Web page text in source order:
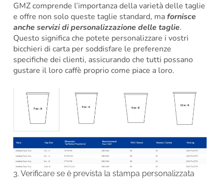
GMZ comprende l’importanza della varietà delle taglie
e offre non solo queste taglie standard, mafornisce
anche servizi di personalizzazione delle taglie.
Questo significa che potete personalizzare i vostri
bicchieri di carta per soddisfare le preferenze
specifiche dei clienti, assicurando che tutti possano
gustare il loro caffè proprio come piace a loro.
3. Verificare se è prevista la stampa personalizzata